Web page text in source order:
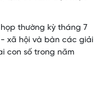
thường kỳ tháng 7
xã hội và bàn các giải
con số trong năm